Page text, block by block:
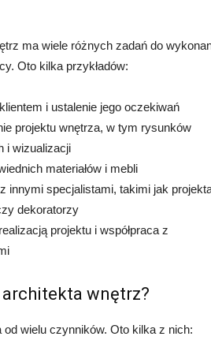
ma wiele różnych zadań do
Oto kilka przykładów:
i ustalenie jego oczekiwań
projektu wnętrza, w tym rysunków
i wizualizacji
materiałów i mebli
innymi specjalistami, takimi jak
dekoratorzy
projektu i współpraca z
wnętrz?
wielu czynników. Oto kilka z nich: